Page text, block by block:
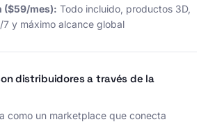
($59/mes): Todo incluido, productos 3D,
y máximo alcance global
distribuidores a través de la
como un marketplace que conecta